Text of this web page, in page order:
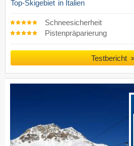
Top-Skigebiet in Italien
Schneesicherheit
Pistenpräparierung
Testbericht